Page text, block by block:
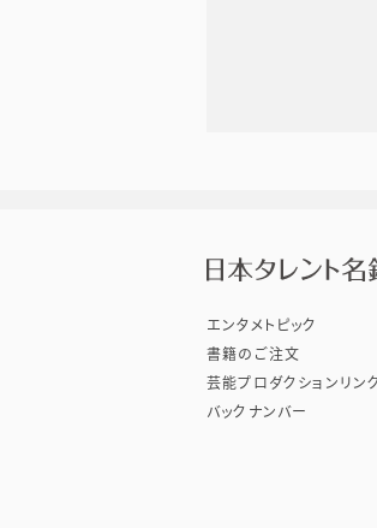
エンタメトピック
書籍のご注文
芸能プロダクションリン
バックナンバー